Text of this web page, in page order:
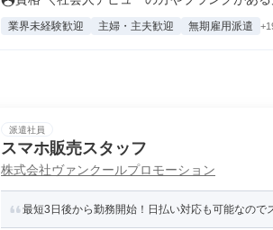
業界未経験歓迎 主婦・主夫歓迎 無期雇用派遣
派遣社員
スマホ販売スタッフ
株式会社ヴァンクールプロモーション
最短3日後から勤務開始！日払い対応も可能なので